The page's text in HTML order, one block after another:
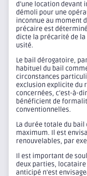
d’une location devant
démoli pour une
inconnue au moment
précaire est
dicte la précarité de
usité.
Le bail dérogatoire,
habituel du bail
circonstances
exclusion explicite du
concernées, c’est-à-
bénéficient de
conventionnelles.
La durée totale du
maximum. Il est
renouvelables, par
Il est important de
deux parties,
anticipé n’est